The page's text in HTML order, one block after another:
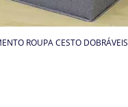
ROUPA CESTO DOBRÁVEIS